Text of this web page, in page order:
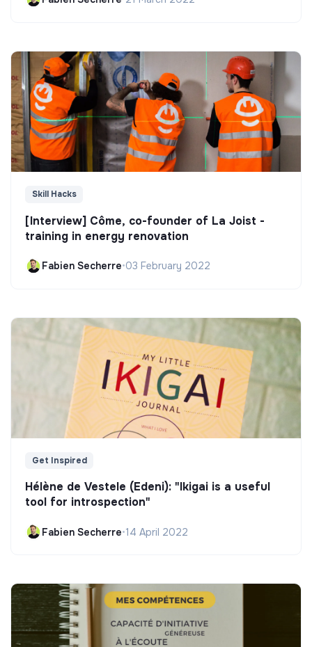
Skill Hacks
[Interview] Côme, co-founder of La Joist -
training in energy renovation
Fabien Secherre•03 February 2022
Get Inspired
Hélène de Vestele (Edeni): "Ikigai is a useful
tool for introspection"
Fabien Secherre•14 April 2022